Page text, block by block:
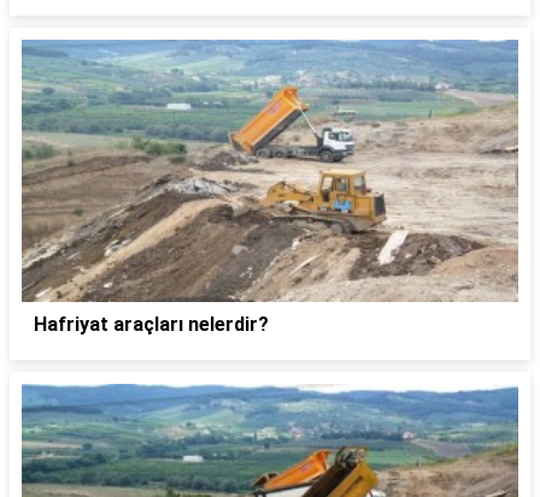
Hafriyat araçları nelerdir?